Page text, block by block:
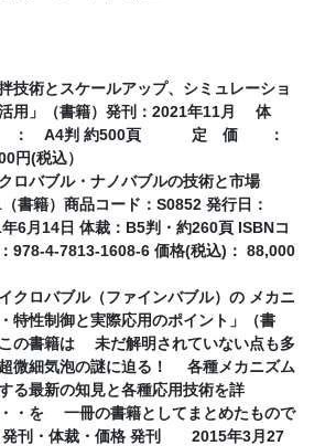
拌技術とスケールアップ、シミュレーショ
用」（書籍）発刊：2021年11月 体
A4判 約500頁 定 価 ：
円(税込）
ロバブル・ナノバブルの技術と市場
書籍）商品コード：S0852 発行日：
6月14日 体裁：B5判・約260頁 ISBNコ
978-4-7813-1608-6 価格(税込)： 88,000
イクロバブル（ファインバブル）の メカニ
特性制御と実際応用のポイント」（書
の書籍は 未だ解明されていない点も多
微細気泡の謎に迫る！ 各種メカニズム
る最新の知見と各種応用技術を詳
・を 一冊の書籍としてまとめたもので
発刊・体裁・価格 発刊 2015年3月27